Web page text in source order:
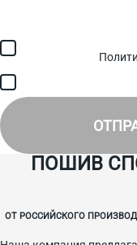
ПОШИВ
ОТ РОССИЙСКОГО